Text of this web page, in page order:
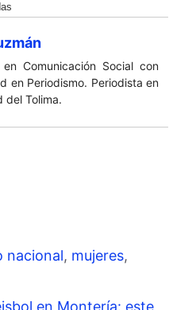
en Comunicación Social con
en Periodismo. Periodista en
del Tolima.
nacional, mujeres,
en Montería: este